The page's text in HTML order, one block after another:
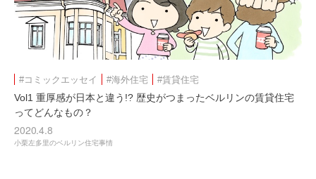
#コミックエッセイ #海外住宅 #賃貸住宅
Vol1 重厚感が日本と違う!? 歴史がつまったベルリンの賃貸住宅
ってどんなもの？
2020.4.8
小栗左多里のベルリン住宅事情